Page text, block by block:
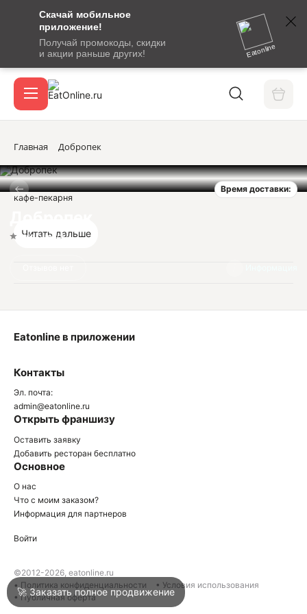
Скачай мобильное
приложение!
Получай промокоды, скидки
и акции раньше других!
Eatonline
сообщение
кодом
подтверждения
Вход / регистрация
Акции
Войти
Написать в техподдержку
Главная Добропек
Время доставки:
Нет оценок
кафе-пекарня
Читать дальше
Контакты
Эл. почта:
admin@eatonline.ru
Открыть франшизу
Оставить заявку
Добавить ресторан бесплатно
Основное
О нас
Что с моим заказом?
Информация для партнеров
Eatonline в приложении
Войти
©2012-2026, eatonline.ru
• Политика конфиденциальности
• Условия использования
• Публичная оферта
🚀 Заказать полное продвижение